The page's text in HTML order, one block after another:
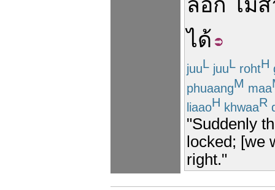
ล็อก ไม่
ได้
juuL juuL rohtH
phuaangM maa
liaaoH khwaaR
"Suddenly
locked; [we
right."